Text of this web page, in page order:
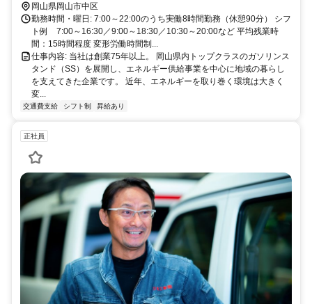
岡山県岡山市中区
勤務時間・曜日: 7:00～22:00のうち実働8時間勤務（休憩90分） シフ
ト例 7:00～16:30／9:00～18:30／10:30～20:00など 平均残業時
間：15時間程度 変形労働時間制...
仕事内容: 当社は創業75年以上。 岡山県内トップクラスのガソリンス
タンド（SS）を展開し、エネルギー供給事業を中心に地域の暮らし
を支えてきた企業です。 近年、エネルギーを取り巻く環境は大きく
変...
交通費支給 シフト制 昇給あり
正社員